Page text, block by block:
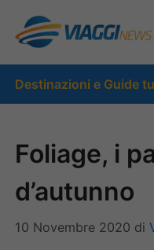
Destinazioni e Guide
Foliage, i
d’autunno
10 Novembre 2020 di